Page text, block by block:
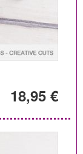
18,95 €